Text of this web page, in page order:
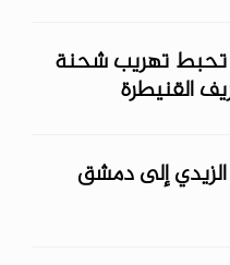
تحبط تهريب شحنة
‏القنيطرة
الزيدي إلى دمشق